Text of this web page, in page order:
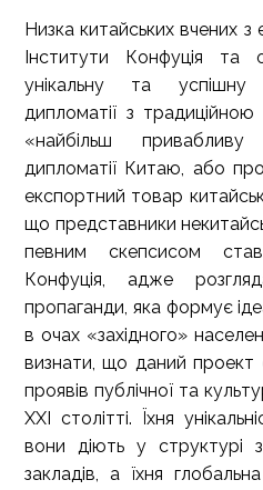
Низка китайських вчених
Інститути Конфуція
унікальну та успішну
дипломатії з
«найбільш привабливу
дипломатії Китаю, або
експортний товар
що представники
певним скепсисом
Конфуція, адже
пропаганди, яка формує
в очах «західного»
визнати, що даний проект
проявів публічної та
XXI столітті. Їхня
вони діють у структурі
закладів, а їхня